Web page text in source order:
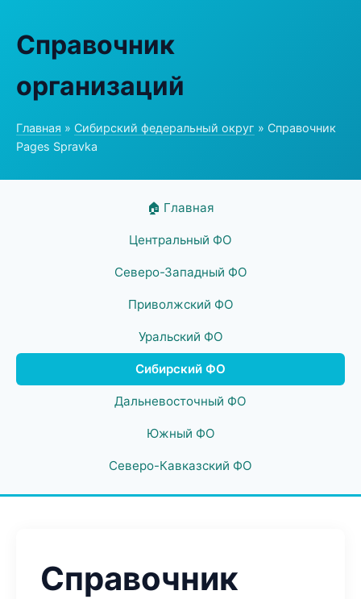
Справочник
организаций
Главная » Сибирский федеральный округ » Справочник
Pages Spravka
🏠 Главная
Центральный ФО
Северо-Западный ФО
Приволжский ФО
Уральский ФО
Сибирский ФО
Дальневосточный ФО
Южный ФО
Северо-Кавказский ФО
Справочник